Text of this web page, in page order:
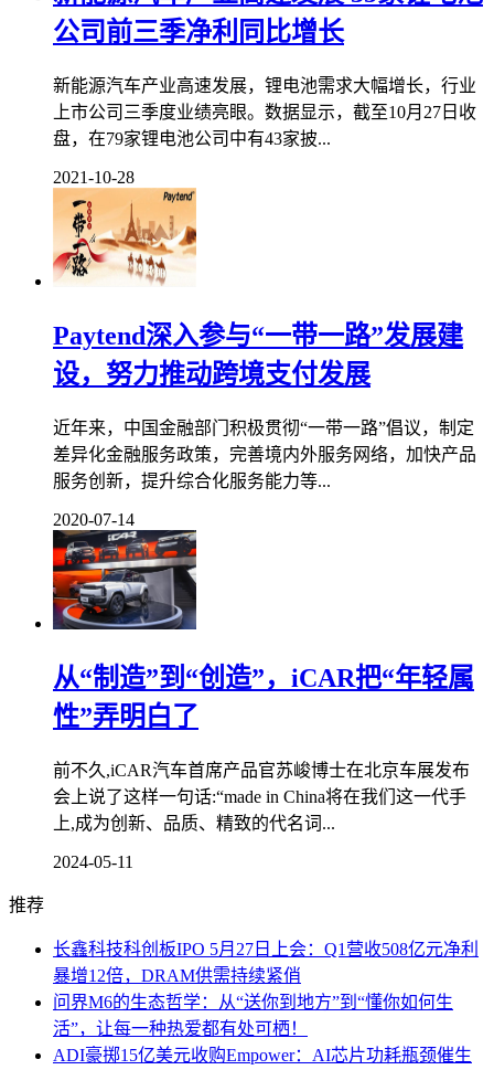
公司前三季净利同比增长
新能源汽车产业高速发展，锂电池需求大幅增长，行业
上市公司三季度业绩亮眼。数据显示，截至10月27日收
盘，在79家锂电池公司中有43家披...
2021-10-28
Paytend深入参与“一带一路”发展建
设，努力推动跨境支付发展
近年来，中国金融部门积极贯彻“一带一路”倡议，制定
差异化金融服务政策，完善境内外服务网络，加快产品
服务创新，提升综合化服务能力等...
2020-07-14
从“制造”到“创造”，iCAR把“年轻属
性”弄明白了
前不久,iCAR汽车首席产品官苏峻博士在北京车展发布
会上说了这样一句话:“made in China将在我们这一代手
上,成为创新、品质、精致的代名词...
2024-05-11
推荐
长鑫科技科创板IPO 5月27日上会：Q1营收508亿元净利
暴增12倍，DRAM供需持续紧俏
问界M6的生态哲学：从“送你到地方”到“懂你如何生
活”，让每一种热爱都有处可栖！
ADI豪掷15亿美元收购Empower：AI芯片功耗瓶颈催生